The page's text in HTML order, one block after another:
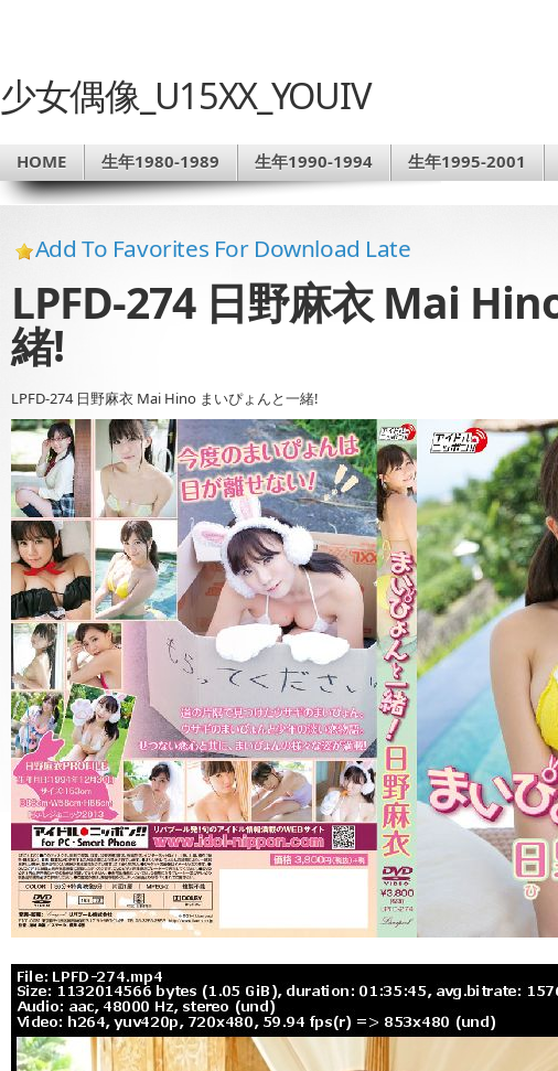
少女偶像_U15XX_YOUIV
HOME 生年1980-1989 生年1990-1994 生年1995-2001
Add To Favorites For Download Late
LPFD-274 日野麻衣 Mai
緒!
LPFD-274 日野麻衣 Mai Hino まいぴょんと一緒!